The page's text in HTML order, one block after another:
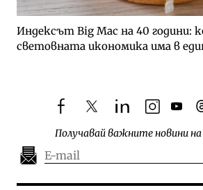
Индексът Big Mac на 40 години:
световната икономика има в
facebooktwitterlinkedininstagram
Получавай важните новини